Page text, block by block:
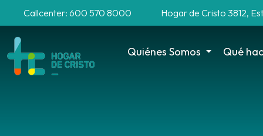
Callcenter: 600 570 8000 Hogar de Cristo 3812,
Quiénes Somos Qué